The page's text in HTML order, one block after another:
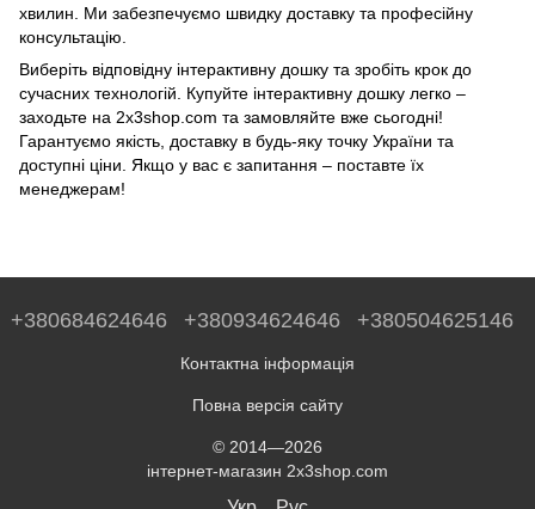
хвилин. Ми забезпечуємо швидку доставку та професійну
консультацію.
Виберіть відповідну інтерактивну дошку та зробіть крок до
сучасних технологій. Купуйте інтерактивну дошку легко –
заходьте на 2х3shop.com та замовляйте вже сьогодні!
Гарантуємо якість, доставку в будь-яку точку України та
доступні ціни. Якщо у вас є запитання – поставте їх
менеджерам!
+380684624646 +380934624646 +380504625146
Контактна інформація
Повна версія сайту
© 2014—2026
інтернет-магазин 2x3shop.com